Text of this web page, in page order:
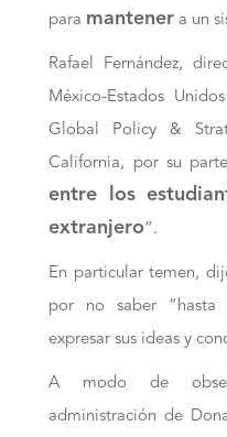
para mantener a un
Rafael Fernández,
México-Estados
Global Policy &
California, por su
entre los
extranjero”.
En particular temen,
por no saber
expresar sus ideas y
A modo de
administración de